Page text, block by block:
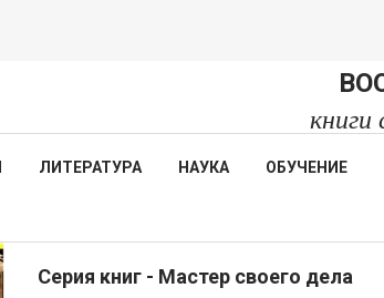
книги
ЛИТЕРАТУРА НАУКА ОБУЧЕНИЕ
Серия книг - Мастер своего дела